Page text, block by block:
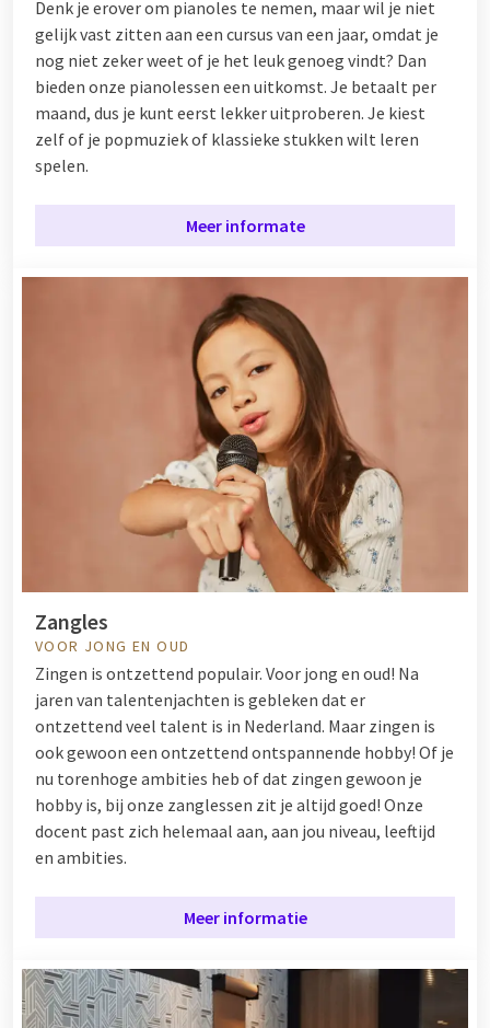
Denk je erover om pianoles te nemen, maar wil je niet
gelijk vast zitten aan een cursus van een jaar, omdat je
nog niet zeker weet of je het leuk genoeg vindt? Dan
bieden onze pianolessen een uitkomst. Je betaalt per
maand, dus je kunt eerst lekker uitproberen. Je kiest
zelf of je popmuziek of klassieke stukken wilt leren
spelen.
Meer informate
Zangles
VOOR JONG EN OUD
Zingen is ontzettend populair. Voor jong en oud! Na
jaren van talentenjachten is gebleken dat er
ontzettend veel talent is in Nederland. Maar zingen is
ook gewoon een ontzettend ontspannende hobby! Of je
nu torenhoge ambities heb of dat zingen gewoon je
hobby is, bij onze zanglessen zit je altijd goed! Onze
docent past zich helemaal aan, aan jou niveau, leeftijd
en ambities.
Meer informatie